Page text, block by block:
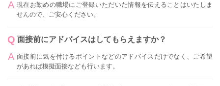
現在お勤めの職場にご登録いただいた情報を伝えることはいたしま
せんので、ご安心ください。
面接前にアドバイスはしてもらえますか？
面接前に気を付けるポイントなどのアドバイスだけでなく、ご希望
があれば模擬面接なども行います。